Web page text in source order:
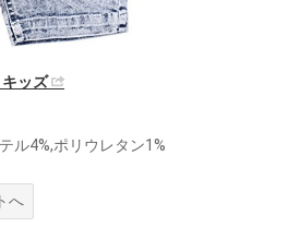
キッズ
ル4%,ポリウレタン1%
へ